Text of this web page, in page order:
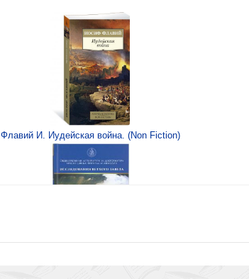
Флавий И. Иудейская война. (Non Fiction)
Книга Иисуса Навина